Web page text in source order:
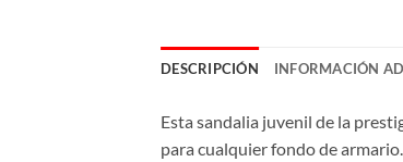
DESCRIPCIÓN INFORMACIÓN
Esta sandalia juvenil de la
para cualquier fondo de